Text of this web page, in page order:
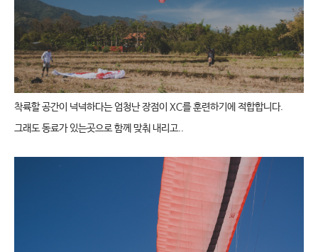
착륙할 공간이 넉넉하다는 엄청난 장점이 XC를 훈련하기에 적합합니다.
그래도 동료가 있는곳으로 함께 맞춰 내리고..